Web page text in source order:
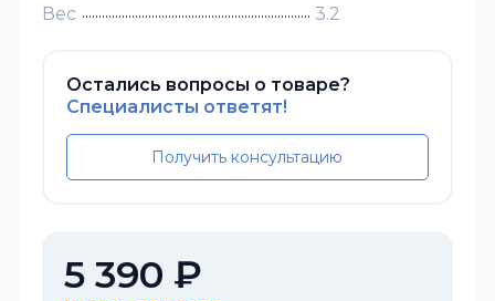
Вес
3.2
Остались вопросы о товаре?
Специалисты ответят!
Получить консультацию
5 390 ₽